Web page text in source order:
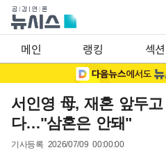
메인 랭킹 섹션
서인영 母, 재혼 앞두
다…"삼혼은 안돼"
기사등록 2026/07/09 00:00:00